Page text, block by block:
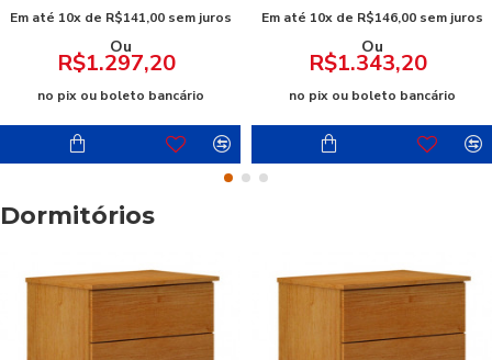
Em até 10x de R$141,00 sem juros
Ou
R$1.297,20
no pix ou boleto bancário
Em até 10x de R$146,00 sem juros
Ou
R$1.343,20
no pix ou boleto bancário
Dormitórios